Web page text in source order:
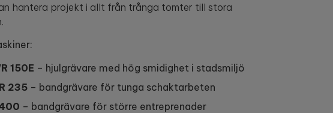
hantera projekt i allt från trånga tomter till stora
150E – hjulgrävare med hög smidighet i stadsmiljö
235 – bandgrävare för tunga schaktarbeten
– bandgrävare för större entreprenader